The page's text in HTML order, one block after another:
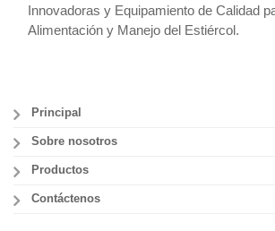
Innovadoras y Equipamiento de Calidad
Alimentación y Manejo del Estiércol.
Principal
Sobre nosotros
Productos
Contáctenos